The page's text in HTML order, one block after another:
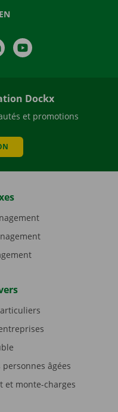
EN
LinkedIn
Dockx
et promotions
âgées
et monte-charges